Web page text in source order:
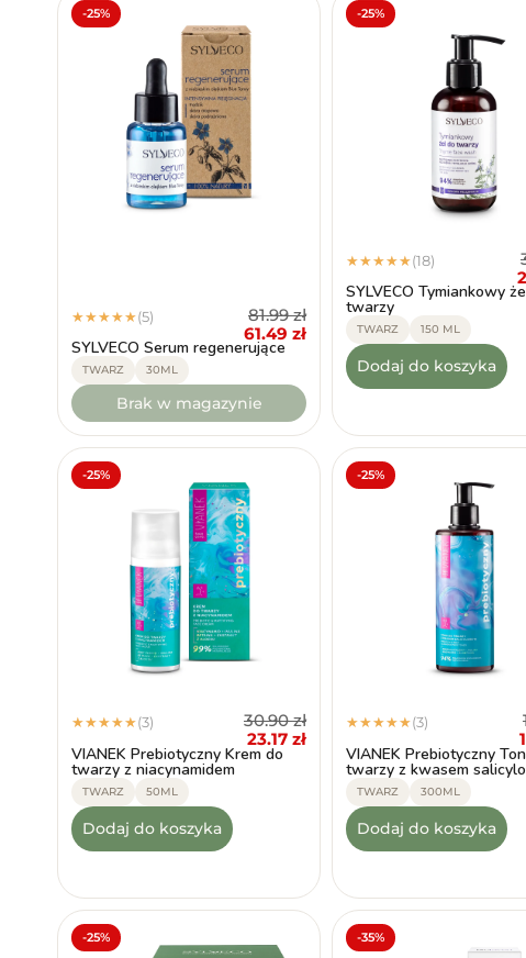
-25%
★★★★★(5) 81.99zł
61.49 zł
SYLVECO Serum regenerujące
TWARZ 30ML
Brak w magazynie
-25%
★★★★★(18)
SYLVECO Tymiankowy
twarzy
TWARZ 150 ML
Dodaj do koszyka
-25%
★★★★★(3) 30.90zł
23.17 zł
VIANEK Prebiotyczny Krem do
twarzy z niacynamidem
TWARZ 50ML
Dodaj do koszyka
-25%
★★★★★(3)
VIANEK Prebiotyczny
twarzy z kwasem
TWARZ 300ML
Dodaj do koszyka
-25% -35%